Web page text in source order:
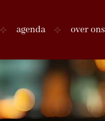
agenda over ons